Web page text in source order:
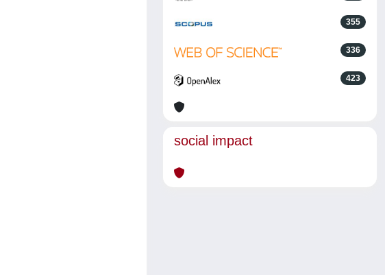
355
336
423
social impact